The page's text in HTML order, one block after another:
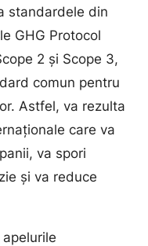
standardele din
GHG Protocol
2 și Scope 3,
comun pentru
Astfel, va rezulta
care va
va spori
și va reduce